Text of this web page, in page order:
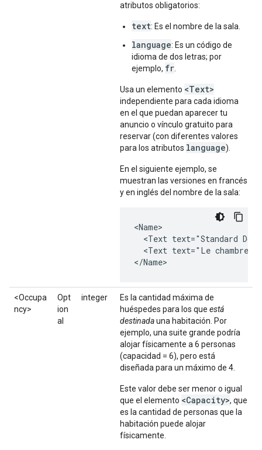
atributos obligatorios:
text: Es el nombre de la sala.
language: Es un código de
idioma de dos letras; por
ejemplo, fr
Usa un elemento <Text>
independiente para cada idioma
en el que puedan aparecer tu
anuncio o vínculo gratuito para
reservar (con diferentes valores
para los atributos language).
En el siguiente ejemplo, se
muestran las versiones en francés
y en inglés del nombre de la sala:
<Name>
<Text text="Standard
<Text text="Le chambre
</Name>
<Occupa
ncy>
Opt
ion
al
integer
Es la cantidad máxima de
huéspedes para los que está
destinadauna habitación. Por
ejemplo, una suite grande podría
alojar físicamente a 6 personas
(capacidad = 6), pero está
diseñada para un máximo de 4.
Este valor debe ser menor o igual
que el elemento <Capacity>, que
es la cantidad de personas que la
habitación puede alojar
físicamente.